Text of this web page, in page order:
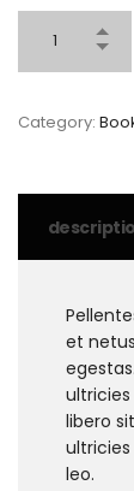
Category:
et
libero
leo.